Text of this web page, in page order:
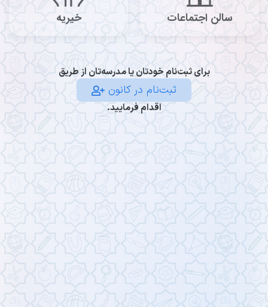
سالن اجتماعات خیریه
برای ثبت‌نام خودتان یا مدرسه‌تان از طریق
ثبت‌نام در کانون
اقدام فرمایید.